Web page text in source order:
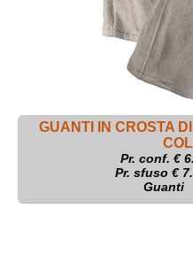
GUANTI IN CROSTA
Pr. conf. €
Pr. sfuso €
Guanti